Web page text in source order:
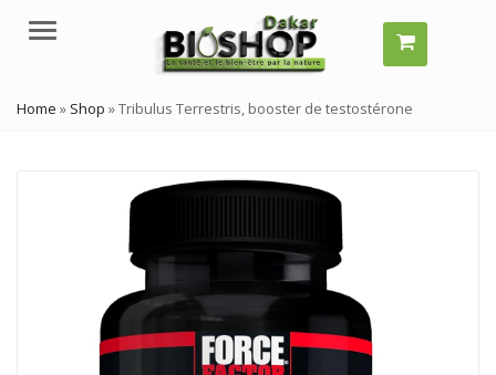
Menu
Home » Shop »Tribulus Terrestris, booster de testostérone